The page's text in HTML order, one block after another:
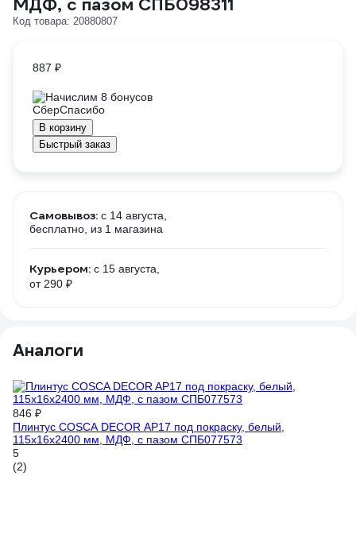
МДФ, с пазом СПБ098311
Код товара: 20880807
887 ₽
Начислим 8 бонусов
В корзину
Быстрый заказ
Самовывоз: c 14 августа,
бесплатно , из 1 магазина
Курьером: c 15 августа,
от 290 ₽
Аналоги
846 ₽
Плинтус COSCA DECOR AP17 под покраску, белый,
115x16x2400 мм, МДФ, с пазом СПБ077573
5
(2)